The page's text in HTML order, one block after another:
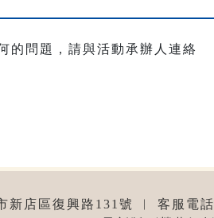
的問題，請與活動承辦人連絡
新店區復興路131號 ︱ 客服電